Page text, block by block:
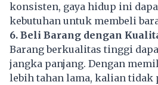
konsisten, gaya hidup ini
kebutuhan untuk membeli
6. Beli Barang dengan
Barang berkualitas tinggi
jangka panjang. Dengan
lebih tahan lama, kalian tidak